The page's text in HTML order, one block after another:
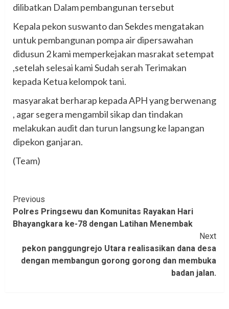
dilibatkan Dalam pembangunan tersebut
Kepala pekon suswanto dan Sekdes mengatakan
untuk pembangunan pompa air dipersawahan
didusun 2 kami memperkejakan masrakat setempat
,setelah selesai kami Sudah serah Terimakan
kepada Ketua kelompok tani.
masyarakat berharap kepada APH yang berwenang
, agar segera mengambil sikap dan tindakan
melakukan audit dan turun langsung ke lapangan
dipekon ganjaran.
(Team)
Continue
Reading
Previous
Polres Pringsewu dan Komunitas Rayakan Hari
Bhayangkara ke-78 dengan Latihan Menembak
Next
pekon panggungrejo Utara realisasikan dana desa
dengan membangun gorong gorong dan membuka
badan jalan.